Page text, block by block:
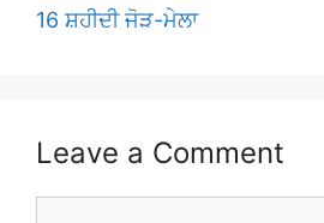
16 ਸ਼ਹੀਦੀ ਜੋੜ-ਮੇਲਾ
Leave a Comment